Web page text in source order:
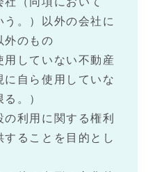
う。）以外の会社に
外のもの
していない不動産
に自ら使用していな
。）
利用に関する権利
することを目的とし